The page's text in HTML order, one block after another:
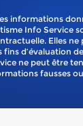
informations
Info Service
Elles ne
fins d’évaluation
ne peut être
fausses